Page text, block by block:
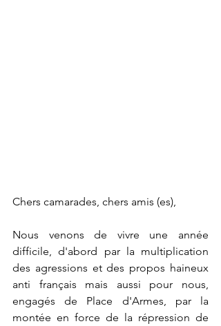
Chers camarades, chers amis (es),
Nous venons de vivre une année
difficile, d'abord par la multiplication
des agressions et des propos haineux
anti français mais aussi pour nous,
engagés de Place d'Armes, par la
montée en force de la répression de